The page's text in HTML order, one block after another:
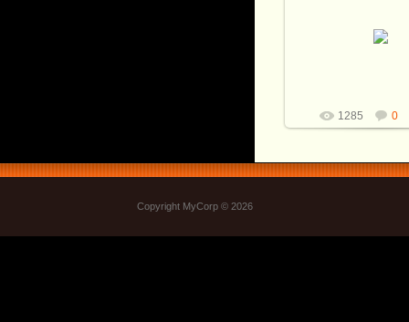
нереслесарен.
1285 0
Copyright MyCorp © 2026